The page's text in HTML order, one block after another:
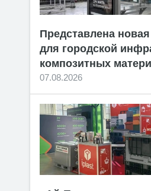
Представлена
для городской
композитных
07.08.2026